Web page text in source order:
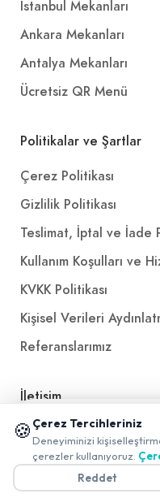
İstanbul Mekanları
Ankara Mekanları
Antalya Mekanları
Ücretsiz QR Menü
Politikalar ve Şartlar
Çerez Politikası
Gizlilik Politikası
Teslimat, İptal ve İade
Kullanım Koşulları ve
KVKK Politikası
Kişisel Verileri
Referanslarımız
İletişim
E-Posta
Dokuz Eylül
Doğuş Cad. No:207 Z
🍪 Çerez Tercihleriniz
Deneyiminizi
çerezler kullanıyoruz.
Reddet
📱 Mobil